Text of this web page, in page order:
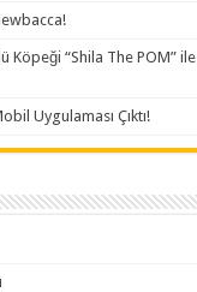
Köpeği “Shila The POM” ile
Uygulaması Çıktı!